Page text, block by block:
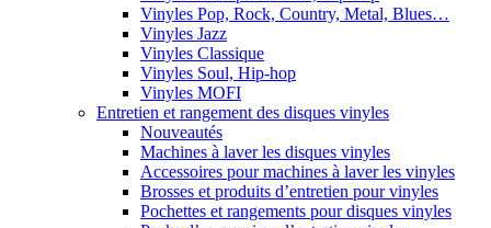
Vinyles Pop, Rock, Country, Metal, Blues…
Vinyles Jazz
Vinyles Classique
Vinyles Soul, Hip-hop
Vinyles MOFI
Entretien et rangement des disques vinyles
Nouveautés
Machines à laver les disques vinyles
Accessoires pour machines à laver les vinyles
Brosses et produits d’entretien pour vinyles
Pochettes et rangements pour disques vinyles